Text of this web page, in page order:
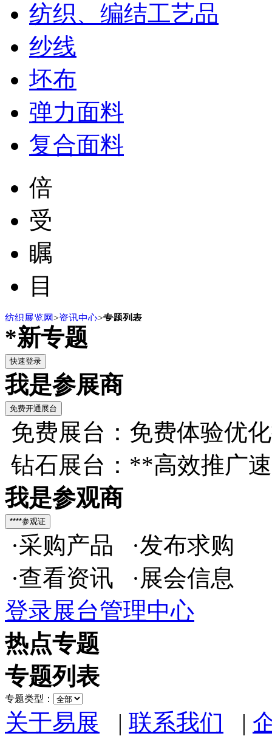
纺织、编结工艺品
纱线
坯布
弹力面料
复合面料
倍
受
瞩
目
纺织展览网>资讯中心>专题列表
*新专题
我是参展商
免费展台：免费体验优
钻石展台：**高效推广
我是参观商
·采购产品 ·发布求购
·查看资讯 ·展会信息
登录展台管理中心
热点专题
专题列表
专题类型：
关于易展 | 联系我们 |